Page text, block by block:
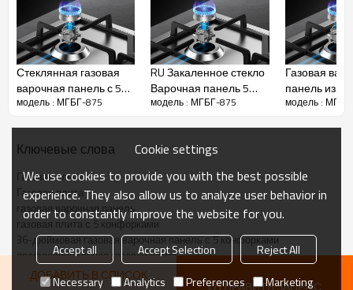
* Высокая твердость
* Перемещайте тяжелые кастрюли и сковородки, не поднимая
их.
Стеклянная газовая
варочная панель с 5
конфорками MGBG-
модель : МГБГ-875
RU Закаленное стекло
Варочная панель 5
конфорками MGBG-
модель : МГБГ-875
Газовая
панель из
модель :
Ключевые слова
Газовая плита
Газовая плита
газовая варочная панель
газовая плита с 5 конфорками
36-дюймовая газовая варочная панель с 5 конфорками
профессиональная газовая плита
ДОБАВИТЬ В СПИСОК
ОТПРАВИТЬ ЗАПРОС
Cookie settings
We use cookies to provide you with the best possible
experience. They also allow us to analyze user behavior in
order to constantly improve the website for you.
Accept all Accept Selection
Reject All
Necessary
Analytics Preferences Marketing